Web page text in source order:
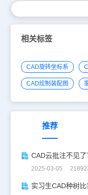
相关标签
CAD旋转坐标系
CAD绘制装配图
推荐
CAD云批注不见了
2025-03-05 21892
实习生CAD种树